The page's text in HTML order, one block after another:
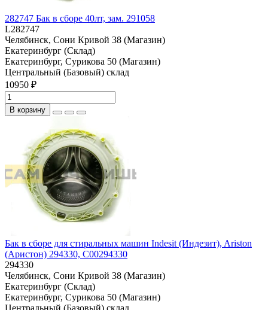
282747 Бак в сборе 40лт, зам. 291058
L282747
Челябинск, Сони Кривой 38 (Магазин)
Екатеринбург (Склад)
Екатеринбург, Сурикова 50 (Магазин)
Центральный (Базовый) склад
10950 ₽
В корзину
Бак в сборе для стиральных машин Indesit (Индезит), Ariston
(Аристон) 294330, C00294330
294330
Челябинск, Сони Кривой 38 (Магазин)
Екатеринбург (Склад)
Екатеринбург, Сурикова 50 (Магазин)
Центральный (Базовый) склад